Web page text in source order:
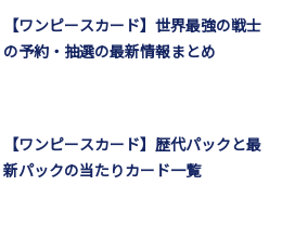
【ワンピースカード】世界最強の戦士
の予約・抽選の最新情報まとめ
【ワンピースカード】歴代パックと最
新パックの当たりカード一覧